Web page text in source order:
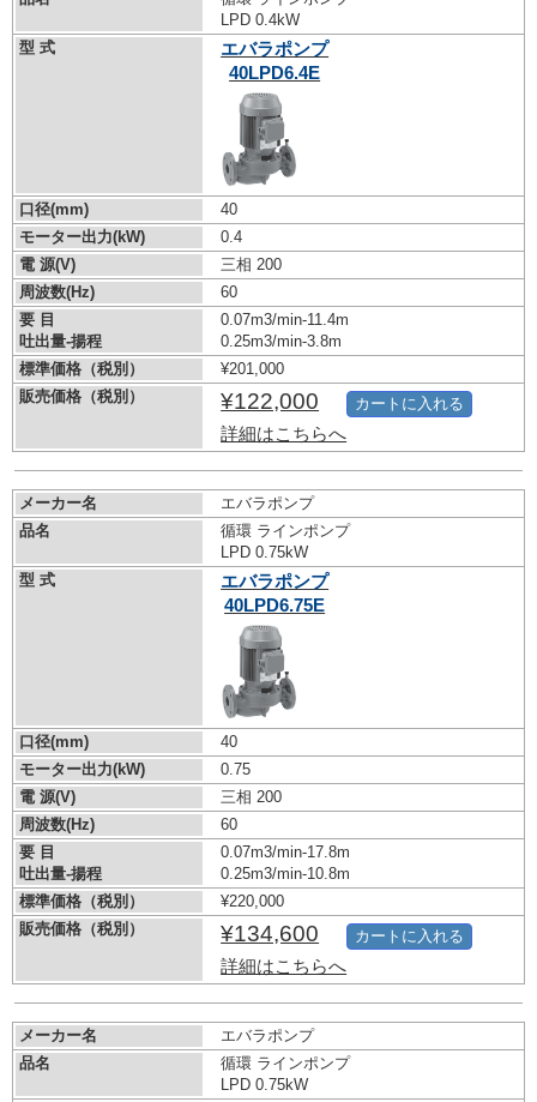
LPD 0.4kW
型 式
エバラポンプ
40LPD6.4E
口径(mm)
40
モーター出力(kW)
0.4
電 源(V)
三相 200
周波数(Hz)
60
要 目
吐出量-揚程
0.07m3/min-11.4m
0.25m3/min-3.8m
標準価格（税別）
¥201,000
販売価格（税別）
¥122,000
詳細はこちらへ
カートに入れる
メーカー名
エバラポンプ
品名
循環 ラインポンプ
LPD 0.75kW
型 式
エバラポンプ
40LPD6.75E
口径(mm)
40
モーター出力(kW)
0.75
電 源(V)
三相 200
周波数(Hz)
60
要 目
吐出量-揚程
0.07m3/min-17.8m
0.25m3/min-10.8m
標準価格（税別）
¥220,000
販売価格（税別）
¥134,600
詳細はこちらへ
カートに入れる
メーカー名
エバラポンプ
品名
循環 ラインポンプ
LPD 0.75kW